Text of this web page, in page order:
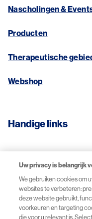
Nascholingen &
Producten
Therapeutische
Webshop
Handige links
Disclaimer
Over cookies
Uw privacy is belangrijk
We gebruiken cookies om
websites te verbeteren:
deze website gebruikt,
voorkeuren en targeting
die voor u relevant is.